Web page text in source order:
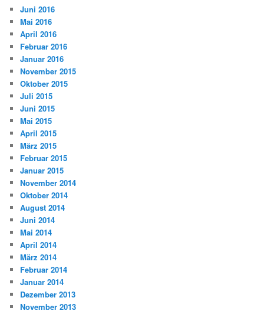
Juni 2016
Mai 2016
April 2016
Februar 2016
Januar 2016
November 2015
Oktober 2015
Juli 2015
Juni 2015
Mai 2015
April 2015
März 2015
Februar 2015
Januar 2015
November 2014
Oktober 2014
August 2014
Juni 2014
Mai 2014
April 2014
März 2014
Februar 2014
Januar 2014
Dezember 2013
November 2013